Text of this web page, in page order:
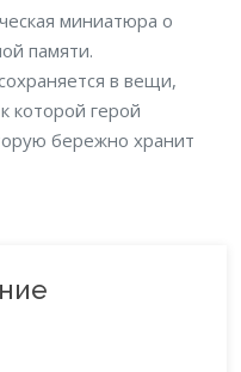
миниатюра о
памяти.
в вещи,
которой герой
бережно хранит